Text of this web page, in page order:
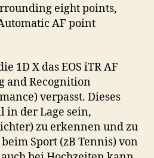
eight points,
AF point
1D X das EOS iTR AF
and Recognition
verpasst. Dieses
in der Lage sein,
zu erkennen und zu
Sport (zB Tennis) von